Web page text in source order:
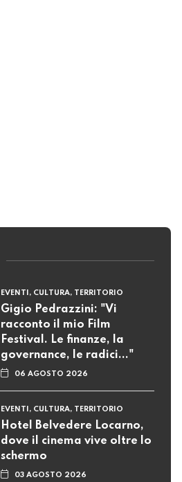
EVENTI, CULTURA, TERRITORIO
Gigio Pedrazzini: "Vi
racconto il mio Film
Festival. Le finanze, la
governance, le radici..."
06 AGOSTO 2026
EVENTI, CULTURA, TERRITORIO
Hotel Belvedere Locarno,
dove il cinema vive oltre lo
schermo
03 AGOSTO 2026